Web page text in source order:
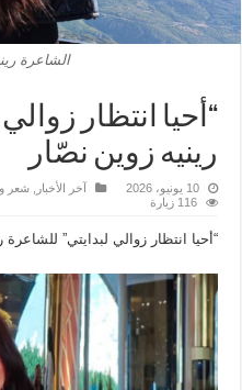
الشاعرة
“أحيا انتظار
رينيه زوين نصّار
10 يونيو، 2026 آخر الأخبار ,شعر
116 زيارة
“أحيا انتظار زوالي لبدايتي” للشاعرة